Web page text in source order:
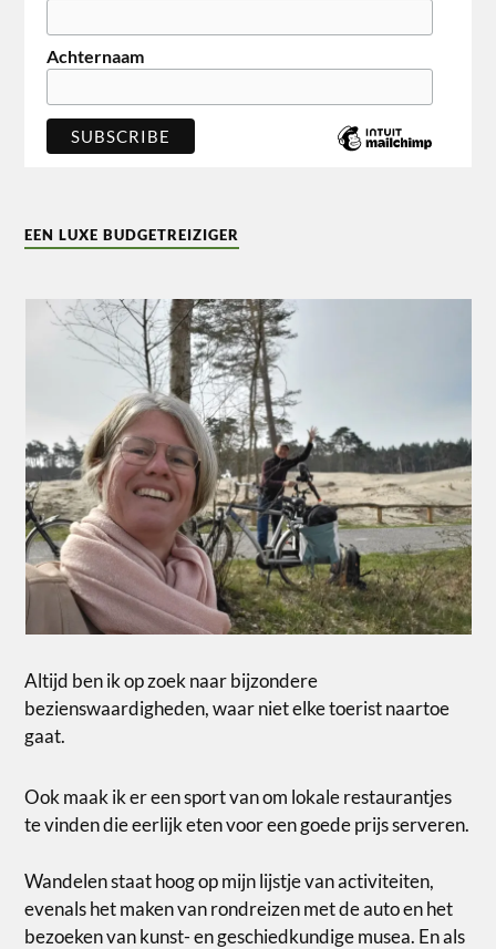
Achternaam
EEN LUXE BUDGETREIZIGER
Altijd ben ik op zoek naar bijzondere
bezienswaardigheden, waar niet elke toerist naartoe
gaat.
Ook maak ik er een sport van om lokale restaurantjes
te vinden die eerlijk eten voor een goede prijs serveren.
Wandelen staat hoog op mijn lijstje van activiteiten,
evenals het maken van rondreizen met de auto en het
bezoeken van kunst- en geschiedkundige musea. En als